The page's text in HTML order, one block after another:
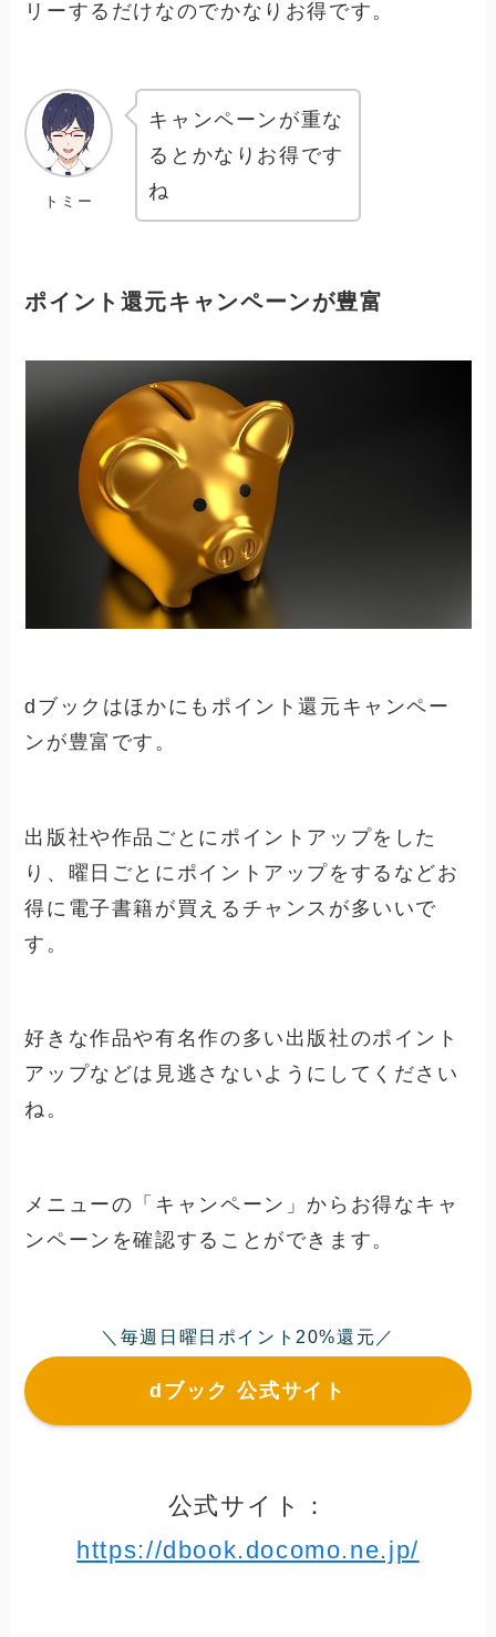
リーするだけなのでかなりお得です。
トミー
キャンペーンが重な
るとかなりお得です
ね
ポイント還元キャンペーンが豊富
dブックはほかにもポイント還元キャンペー
ンが豊富です。
出版社や作品ごとにポイントアップをした
り、曜日ごとにポイントアップをするなどお
得に電子書籍が買えるチャンスが多いいで
す。
好きな作品や有名作の多い出版社のポイント
アップなどは見逃さないようにしてください
ね。
メニューの「キャンペーン」からお得なキャ
ンペーンを確認することができます。
＼毎週日曜日ポイント20%還元／
dブック 公式サイト
公式サイト：
https://dbook.docomo.ne.jp/